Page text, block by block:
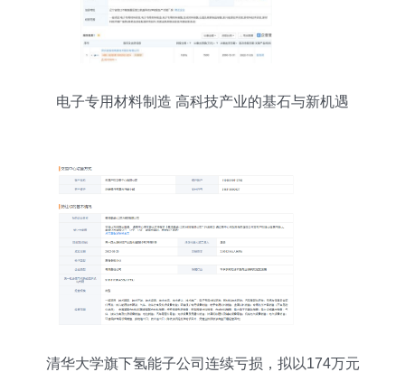
电子专用材料制造 高科技产业的基石与新机遇
清华大学旗下氢能子公司连续亏损，拟以174万元